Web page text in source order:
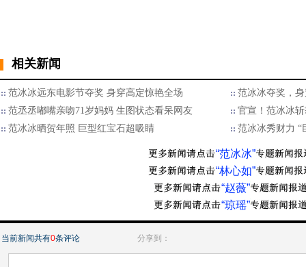
相关新闻
范冰冰远东电影节夺奖 身穿高定惊艳全场
范冰冰夺奖，
范丞丞嘟嘴亲吻71岁妈妈 生图状态看呆网友
官宣！范冰冰
范冰冰晒贺年照 巨型红宝石超吸睛
范冰冰秀财力 “
“范冰冰”
“林心如”
“赵薇”
“琼瑶”
当前新闻共有0条评论 分享到：